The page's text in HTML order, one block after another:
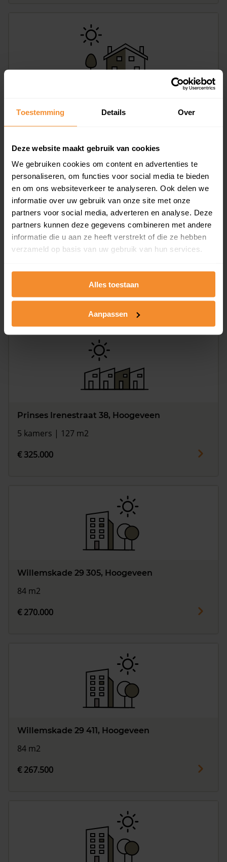
Toestemming Details Over
Deze website maakt gebruik van cookies
We gebruiken cookies om content en advertenties te
personaliseren, om functies voor social media te bieden
en om ons websiteverkeer te analyseren. Ook delen we
informatie over uw gebruik van onze site met onze
partners voor social media, adverteren en analyse. Deze
partners kunnen deze gegevens combineren met andere
informatie die u aan ze heeft verstrekt of die ze hebben
verzameld op basis van uw gebruik van hun services.
Alles toestaan
Aanpassen
123 m2
€ 357.500
Prinses Irenestraat 38, Hoogeveen
5 kamers | 127 m2
€ 325.000
Willemskade 29 305, Hoogeveen
84 m2
€ 270.000
Willemskade 29 411, Hoogeveen
84 m2
€ 267.500